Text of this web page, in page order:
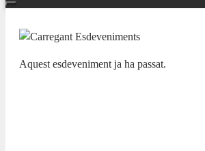
Aquest esdeveniment ja ha passat.